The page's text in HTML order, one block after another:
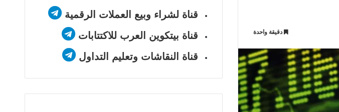
دقيقة واحدة
قناة لشراء وبيع العملات الرقمية
قناة بيتكوين العرب للاكتتابات
قناة النقاشات وتعليم التداول